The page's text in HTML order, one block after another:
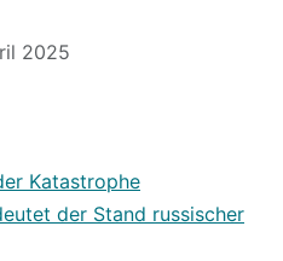
2025
Katastrophe
der Stand russischer